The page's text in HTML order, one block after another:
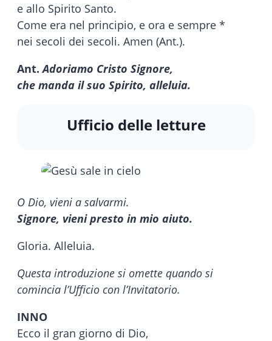
e allo Spirito Santo.
Come era nel principio, e ora e sempre *
nei secoli dei secoli. Amen (Ant.).
Ant.Adoriamo Cristo Signore,
che manda il suo Spirito, alleluia.
Ufficio delle letture
O Dio, vieni a salvarmi.
Signore, vieni presto in mio aiuto.
Gloria. Alleluia.
Questa introduzione si omette quando si
comincia l’Ufficio con l’Invitatorio.
INNO
Ecco il gran giorno di Dio,